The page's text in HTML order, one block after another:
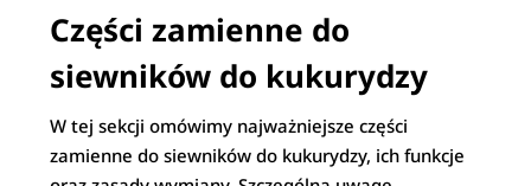
Części zamienne do
siewników do kukurydzy
W tej sekcji omówimy najważniejsze części
zamienne do siewników do kukurydzy, ich funkcje